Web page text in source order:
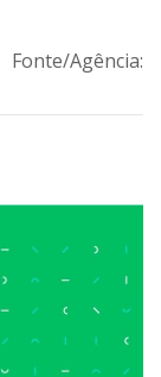
Agência: